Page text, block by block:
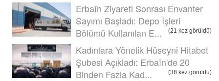
Erbaîn Ziyareti Sonrası Envanter
Sayımı Başladı: Depo İşleri
Bölümü Kullanılan E...
(21 kez görüldü)
Kadınlara Yönelik Hüseyni Hitabet
Şubesi Açıkladı: Erbaîn'de 20
Binden Fazla Kad...
(38 kez görüldü)